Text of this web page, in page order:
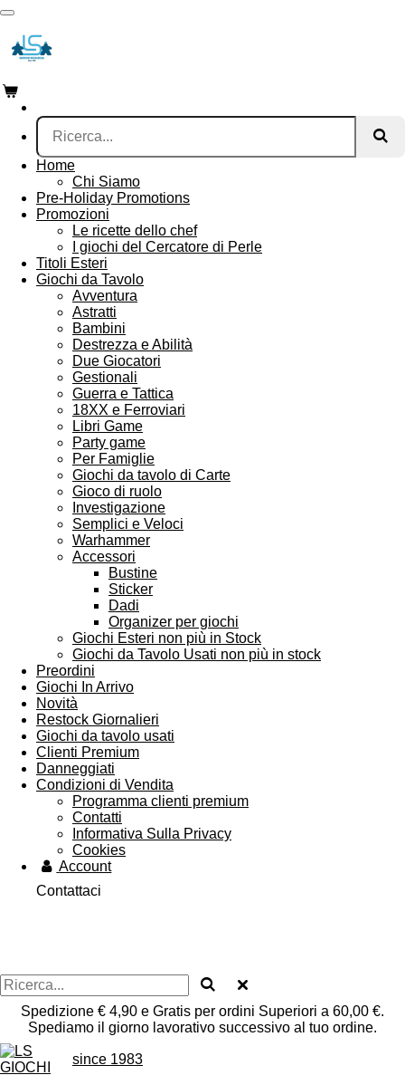
Vai
contenuto
principale
Home
Chi Siamo
Pre-Holiday Promotions
Promozioni
Le ricette dello chef
I giochi del Cercatore di Perle
Titoli Esteri
Giochi da Tavolo
Avventura
Astratti
Bambini
Destrezza e Abilità
Due Giocatori
Gestionali
Guerra e Tattica
18XX e Ferroviari
Libri Game
Party game
Per Famiglie
Giochi da tavolo di Carte
Gioco di ruolo
Investigazione
Semplici e Veloci
Warhammer
Accessori
Bustine
Sticker
Dadi
Organizer per giochi
Giochi Esteri non più in Stock
Giochi da Tavolo Usati non più in stock
Preordini
Giochi In Arrivo
Novità
Restock Giornalieri
Giochi da tavolo usati
Clienti Premium
Danneggiati
Condizioni di Vendita
Programma clienti premium
Contatti
Informativa Sulla Privacy
Cookies
Account
Contattaci
Spedizione € 4,90 e Gratis per ordini Superiori a 60,00 €.
Spediamo il giorno lavorativo successivo al tuo ordine.
since 1983